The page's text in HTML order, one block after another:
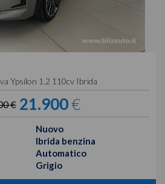
Ypsilon 1.2 110cv Ibrida
€ 21.900€
Nuovo
Ibrida benzina
Automatico
Grigio